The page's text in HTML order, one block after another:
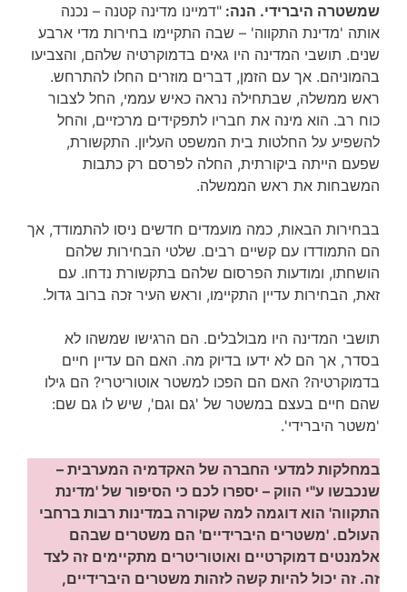
שמשטרה היברידי. הנה: "דמיינו מדינה קטנה – נכנה
אותה 'מדינת התקווה' – שבה התקיימו בחירות מדי ארבע
שנים. תושבי המדינה היו גאים בדמוקרטיה שלהם, והצביעו
בהמוניהם. אך עם הזמן, דברים מוזרים החלו להתרחש.
ראש ממשלה, שבתחילה נראה כאיש עממי, החל לצבור
כוח רב. הוא מינה את חבריו לתפקידים מרכזיים, והחל
להשפיע על החלטות בית המשפט העליון. התקשורת,
שפעם הייתה ביקורתית, החלה לפרסם רק כתבות
המשבחות את ראש הממשלה.
בבחירות הבאות, כמה מועמדים חדשים ניסו להתמודד, אך
הם התמודדו עם קשיים רבים. שלטי הבחירות שלהם
הושחתו, ומודעות הפרסום שלהם בתקשורת נדחו. עם
זאת, הבחירות עדיין התקיימו, וראש העיר זכה ברוב גדול.
תושבי המדינה היו מבולבלים. הם הרגישו שמשהו לא
בסדר, אך הם לא ידעו בדיוק מה. האם הם עדיין חיים
בדמוקרטיה? האם הם הפכו למשטר אוטוריטרי? הם גילו
שהם חיים בעצם במשטר של 'גם וגם', שיש לו גם שם:
'משטר היברידי'.
במחלקות למדעי החברה של האקדמיה המערבית –
שנכבשו ע"י הווק – יספרו לכם כי הסיפור של 'מדינת
התקווה' הוא דוגמה למה שקורה במדינות רבות ברחבי
העולם. 'משטרים היברידיים' הם משטרים שבהם
אלמנטים דמוקרטיים ואוטוריטרים מתקיימים זה לצד
זה. זה יכול להיות קשה לזהות משטרים היברידיים,